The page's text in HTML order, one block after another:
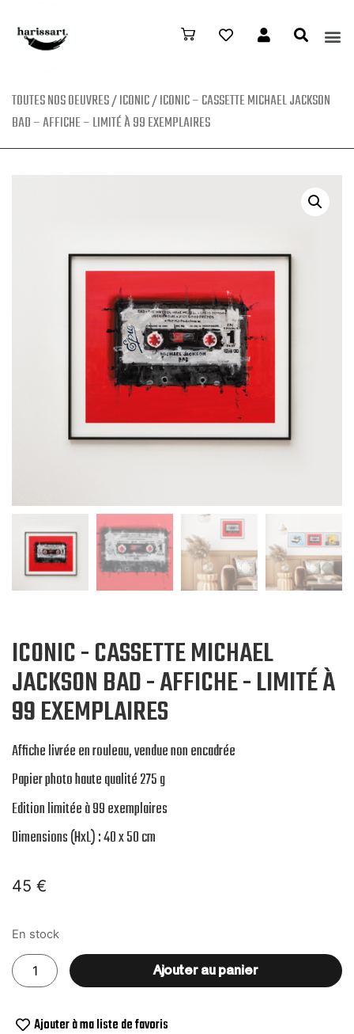
TOUTES NOS OEUVRES/ICONIC/ ICONIC – CASSETTE MICHAEL JACKSON
BAD – AFFICHE – LIMITÉ À 99 EXEMPLAIRES
ICONIC - CASSETTE MICHAEL
JACKSON BAD - AFFICHE - LIMITÉ À
99 EXEMPLAIRES
Affiche livrée en rouleau, vendue non encadrée
Papier photo haute qualité 275 g
Edition limitée à 99 exemplaires
Dimensions (HxL) : 40 x 50 cm
45 €
En stock
Ajouter au panier
Ajouter à ma liste de favoris